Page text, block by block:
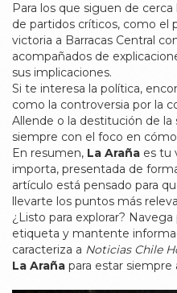
Para los que siguen de
de partidos críticos, como el
victoria a Barracas Central
acompañados de
sus implicaciones.
Si te interesa la política,
como la controversia por la
Allende o la destitución de la
siempre con el foco en
En resumen, La Araña es tu
importa, presentada de
artículo está pensado para
llevarte los puntos más
¿Listo para explorar?
etiqueta y mantente
caracteriza a Noticias Chile
La Araña para estar siempre